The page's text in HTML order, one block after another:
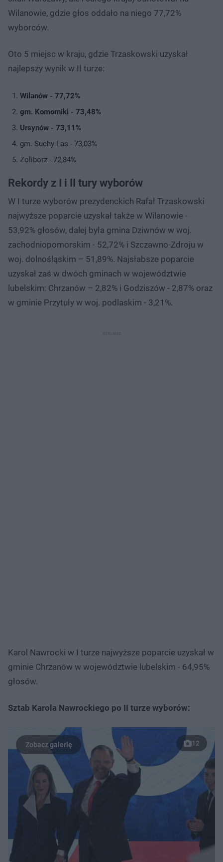
Wilanowie, gdzie głos oddało na niego 77,72%
wyborców.
Oto 5 miejsc w kraju, gdzie Trzaskowski uzyskał
najlepszy wynik w II turze:
Wilanów - 77,72%
gm. Komorniki - 73,48%
Ursynów - 73,11%
gm. Suchy Las - 73,03%
Żoliborz - 72,84%
Rekordy z I i II tury wyborów
W I turze wyborów prezydenckich Rafał Trzaskowski
najwyższe poparcie uzyskał także w Wilanowie -
53,92% głosów, dalej była gmina Dziwnów w woj.
zachodniopomorskim - 52,72% i Szczawno-Zdroju w
woj. dolnośląskim – 51,89%. Najsłabsze poparcie
uzyskał zaś w dwóch gminach w województwie
lubelskim: Chrzanów – 2,82% i Godziszów - 2,87% oraz
w gminie Przytuły w woj. podlaskim - 3,21%.
Karol Nawrocki w I turze najwyższe poparcie uzyskał w
gminie Chrzanów w województwie lubelskim - 64,95%
głosów.
Sztab Karola Nawrockiego po II turze wyborów:
12